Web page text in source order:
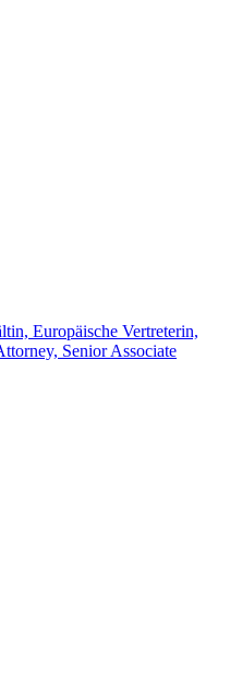
Europäische Vertreterin,
Senior Associate